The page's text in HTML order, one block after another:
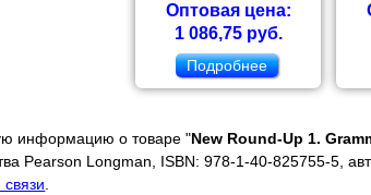
Оптовая цена:
1 086,75 руб.
Подробнее
информацию о товаре "New Round-Up 1.
Pearson Longman, ISBN: 978-1-40-825755-5,
.